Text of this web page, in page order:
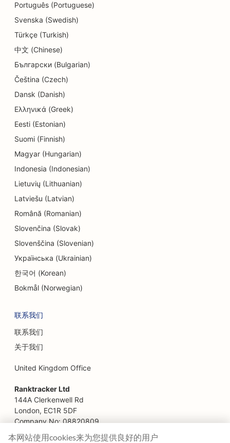
Português (Portuguese)
Svenska (Swedish)
Türkçe (Turkish)
中文 (Chinese)
Български (Bulgarian)
Čeština (Czech)
Dansk (Danish)
Ελληνικά (Greek)
Eesti (Estonian)
Suomi (Finnish)
Magyar (Hungarian)
Indonesia (Indonesian)
Lietuvių (Lithuanian)
Latviešu (Latvian)
Română (Romanian)
Slovenčina (Slovak)
Slovenščina (Slovenian)
Українська (Ukrainian)
한국어 (Korean)
Bokmål (Norwegian)
联系我们
联系我们
关于我们
United Kingdom Office
Ranktracker Ltd
144A Clerkenwell Rd
London, EC1R 5DF
Company No: 08820809
felix@ranktracker.com
本网站使用cookies来为您提供良好的用户